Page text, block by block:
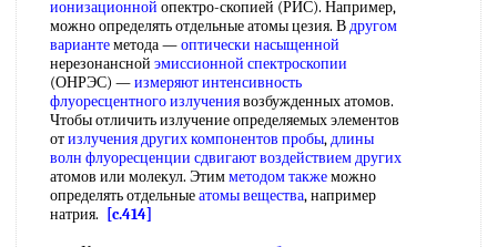
ионизационной опектро-скопией (РИС). Например,
можно определять отдельные атомы цезия. Вдругом
вариантеметода —оптически насыщенной
нерезонансной эмиссионной спектроскопии
(ОНРЭС) —измеряют интенсивность
флуоресцентного излучениявозбужденных атомов.
Чтобы отличить излучение определяемых элементов
отизлучения другихкомпонентов пробы,длины
волн флуоресценции сдвигаютвоздействием других
атомов или молекул. Этимметодом такжеможно
определять отдельныеатомы вещества, например
натрия.
[c.414]